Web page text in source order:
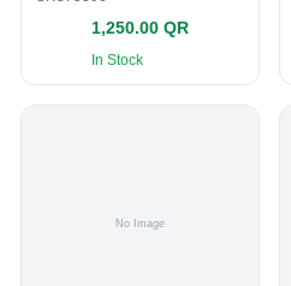
1,250.00 QR
In Stock